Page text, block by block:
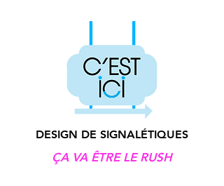
DESIGN DE SIGNALÉTIQUES
ÇA VA ÊTRE LE RUSH